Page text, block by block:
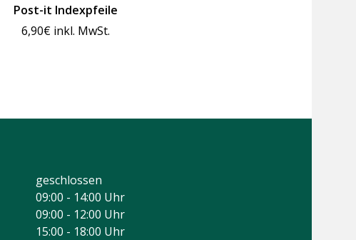
Post-it Indexpfeile
6,90€ inkl. MwSt.
geschlossen
09:00 - 14:00 Uhr
09:00 - 12:00 Uhr
15:00 - 18:00 Uhr